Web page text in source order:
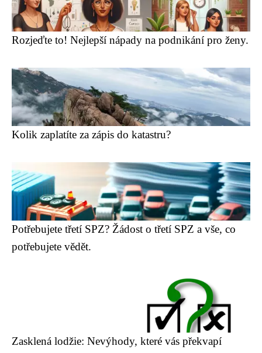
Rozjeďte to! Nejlepší nápady na podnikání pro ženy.
Kolik zaplatíte za zápis do katastru?
Potřebujete třetí SPZ? Žádost o třetí SPZ a vše, co
potřebujete vědět.
Zasklená lodžie: Nevýhody, které vás překvapí